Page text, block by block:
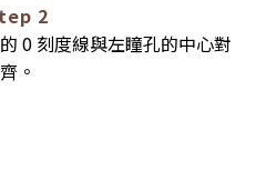
2
0 刻度線與左瞳孔的中心對
齊。